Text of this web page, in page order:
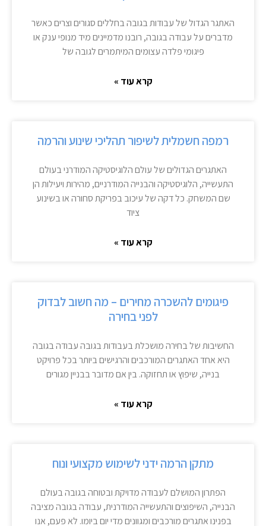
האתגר הגדול של עבודות בגובה בחללים סגורים וצרים כאשר
מדברים על עבודה בגובה, רובנו מדמיינים מיד מנופי ענק או
פיגומי פלדה עצומים המיתמרים לגובה של
קרא עוד »
רמפה חשמלית לשיפור תהליכי שינוע והרמה
האתגרים הגדולים של עולם הלוגיסטיקה המודרני בעולם
התעשייה, הלוגיסטיקה והבנייה המודרניים, מהירות ויעילות הן
שם המשחק. כל דקה של עיכוב בפריקת סחורה או בשינוע
ציוד
קרא עוד »
פיגומים להשכרה מחירים – מה חשוב לבדוק
לפני בחירה
החשיבות של בחירה מושכלת בעבודות בגובה עבודה בגובה
היא אחד האתגרים המורכבים והרגישים ביותר בכל פרויקט
בנייה, שיפוץ או תחזוקה. בין אם מדובר בבניין מגורים
קרא עוד »
מתקן הרמה ידני לשימוש מקצועי ונוח
הפתרון המושלם לעבודה מדויקת ובטוחה בגובה בעולם
הבנייה, השיפוצים והתעשייה המודרנית, עבודה בגובה מציבה
בפנינו אתגרים מורכבים ומגוונים מדי יום ביומו. לא פעם, אנו